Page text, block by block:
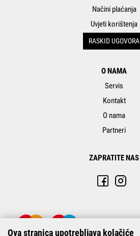
Načini plaćanja
Uvjeti korištenja
RASKID UGOVORA
O NAMA
Servis
Kontakt
O nama
Partneri
ZAPRATITE NAS
Ova stranica upotrebljava kolačiće